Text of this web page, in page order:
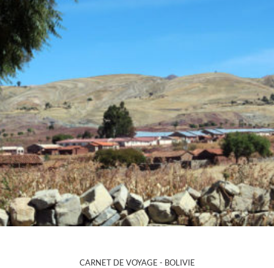
CARNET DE VOYAGE - BOLIVIE